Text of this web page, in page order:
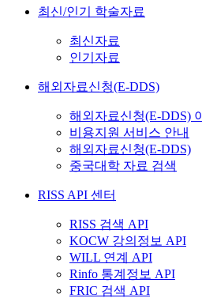
최신/인기 학술자료
최신자료
인기자료
해외자료신청(E-DDS)
해외자료신청(E-DDS)
비용지원 서비스 안내
해외자료신청(E-DDS)
중국대학 자료 검색
RISS API 센터
RISS 검색 API
KOCW 강의정보 API
WILL 연계 API
Rinfo 통계정보 API
FRIC 검색 API